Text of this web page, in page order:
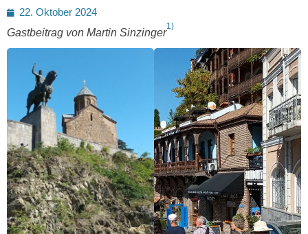
Posted
on
22. Oktober 2024
Gastbeitrag von Martin Sinzinger
1)